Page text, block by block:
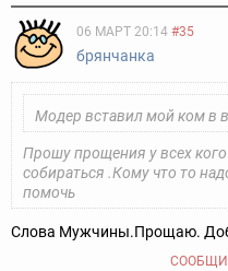
06 МАРТ 20:14 #35
брянчанка
Модер вставил мой ком в
Прошу прощения у всех
собираться .Кому что то
помочь
Слова Мужчины.Прощаю.